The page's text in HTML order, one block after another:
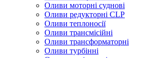
Оливи моторні суднові
Оливи редукторні CLP
Оливи теплоносії
Оливи трансмісійні
Оливи трансформаторні
Оливи турбінні